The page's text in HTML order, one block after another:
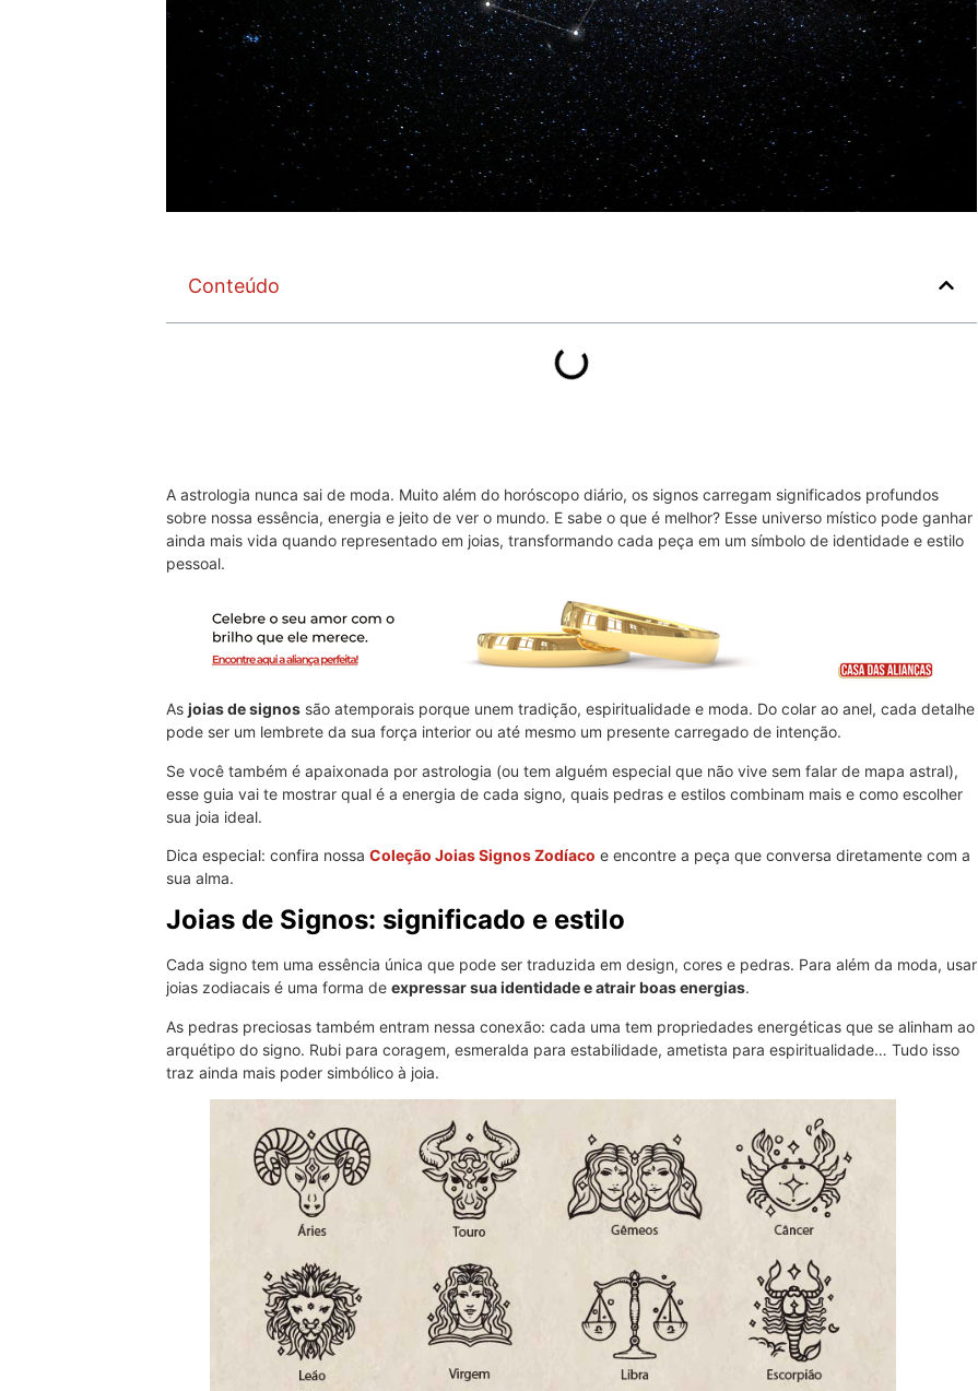
Conteúdo
A astrologia nunca sai de moda. Muito além do horóscopo diário, os signos carregam significados profundos
sobre nossa essência, energia e jeito de ver o mundo. E sabe o que é melhor? Esse universo místico pode ganhar
ainda mais vida quando representado em joias, transformando cada peça em um símbolo de identidade e estilo
pessoal.
As joias de signos são atemporais porque unem tradição, espiritualidade e moda. Do colar ao anel, cada detalhe
pode ser um lembrete da sua força interior ou até mesmo um presente carregado de intenção.
Se você também é apaixonada por astrologia (ou tem alguém especial que não vive sem falar de mapa astral),
esse guia vai te mostrar qual é a energia de cada signo, quais pedras e estilos combinam mais e como escolher
sua joia ideal.
Dica especial: confira nossa Coleção Joias Signos Zodíaco e encontre a peça que conversa diretamente com a
sua alma.
Joias de Signos: significado e estilo
Cada signo tem uma essência única que pode ser traduzida em design, cores e pedras. Para além da moda, usar
joias zodiacais é uma forma de expressar sua identidade e atrair boas energias.
As pedras preciosas também entram nessa conexão: cada uma tem propriedades energéticas que se alinham ao
arquétipo do signo. Rubi para coragem, esmeralda para estabilidade, ametista para espiritualidade… Tudo isso
traz ainda mais poder simbólico à joia.